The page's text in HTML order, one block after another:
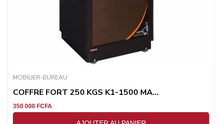
MOBILIER-BUREAU
COFFRE FORT 250 KGS K1-1500 MA...
350 000 FCFA